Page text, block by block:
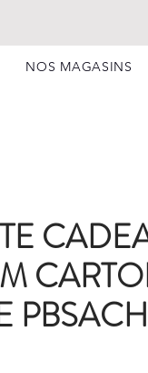
NOS MAGASINS
PBSACH